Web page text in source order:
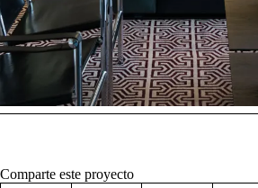
Comparte este proyecto